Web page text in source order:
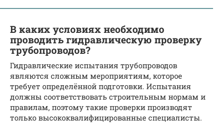
В каких условиях необходимо
проводить гидравлическую проверку
трубопроводов?
Гидравлические испытания трубопроводов
являются сложным мероприятиям, которое
требует определённой подготовки. Испытания
должны соответствовать строительным нормам и
правилам, поэтому такие проверки производят
только высококвалифицированные специалисты.